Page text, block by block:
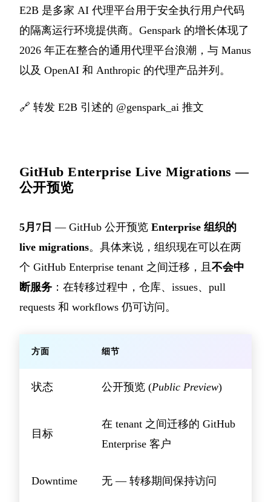
E2B 是多家 AI 代理平台用于安全执行用户代码
的隔离运行环境提供商。Genspark 的增长体现了
2026 年正在整合的通用代理平台浪潮，与 Manus
以及 OpenAI 和 Anthropic 的代理产品并列。
🔗 转发 E2B 引述的 @genspark_ai 推文
GitHub Enterprise Live Migrations —
公开预览
5月7日 — GitHub 公开预览 Enterprise 组织的
live migrations。具体来说，组织现在可以在两
个 GitHub Enterprise tenant 之间迁移，且 不会中
断服务 ：在转移过程中，仓库、issues、pull
requests 和 workflows 仍可访问。
方面 细节
状态 公开预览 (Public Preview)
目标
在 tenant 之间迁移的 GitHub
Enterprise 客户
Downtime 无 — 转移期间保持访问